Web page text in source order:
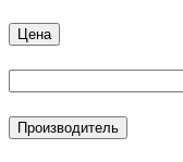
Цена
Производитель